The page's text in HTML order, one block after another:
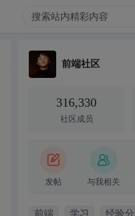
前端社区
316,330
社区成员
发帖 与我相关
前端 学习 经验